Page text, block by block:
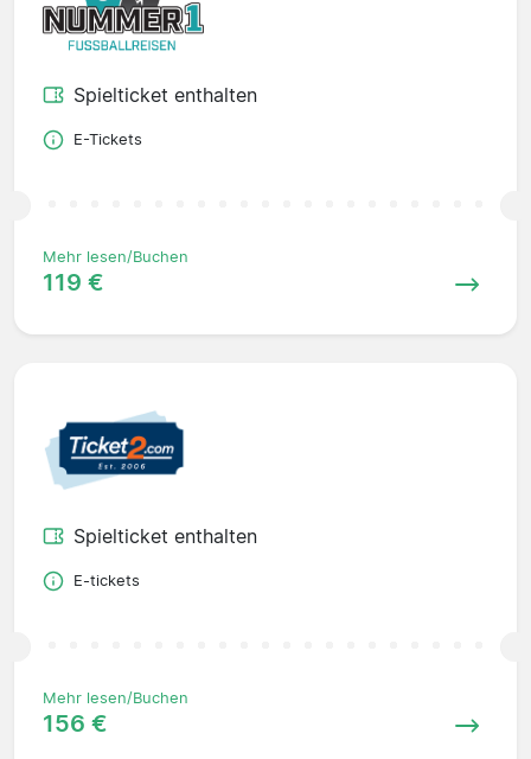
Spielticket enthalten
E-Tickets
Mehr lesen/Buchen
119 €
Spielticket enthalten
E-tickets
Mehr lesen/Buchen
156 €